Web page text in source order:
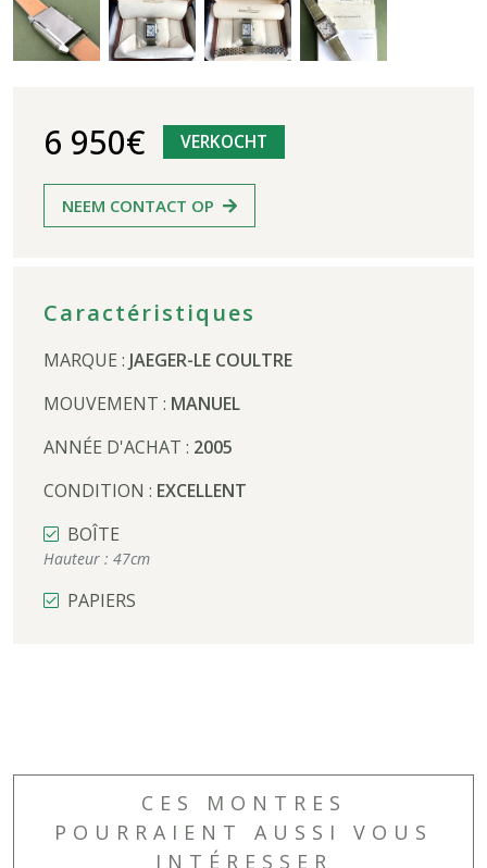
6 950€ VERKOCHT
NEEM CONTACT OP
Caractéristiques
MARQUE : JAEGER-LE COULTRE
MOUVEMENT : MANUEL
ANNÉE D'ACHAT : 2005
CONDITION : EXCELLENT
BOÎTE
Hauteur : 47cm
PAPIERS
CES MONTRES
POURRAIENT AUSSI VOUS
INTÉRESSER